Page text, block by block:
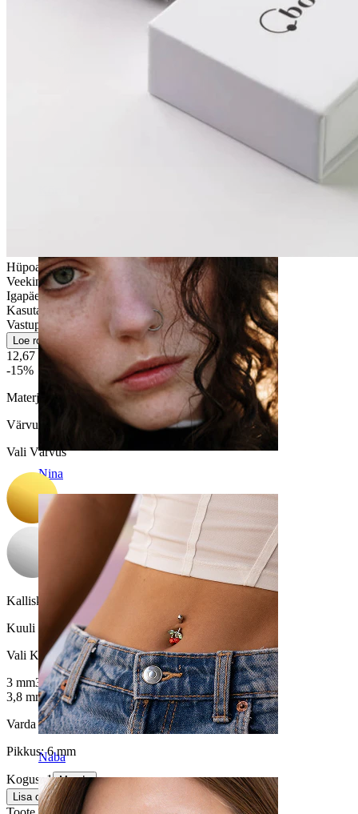
Nina
Naba
Hüpoallergeenne
Veekindel
Igapäeva kasutus
Kasutajasõbralik
Vastupidav
Loe rohkem
12,67 €14,90 €
-15%
Materjal:
Värvus
Vali Värvus
Kalliskivi värvus:
Läbipaistev
Kuuli suurus:
Vali Kuuli suurus
3 mm3.5 mm
3,8 mm
Varda paksus:1 mm
Pikkus:6 mm
Kogus: 1 Muuda
Lisa ostukorvi